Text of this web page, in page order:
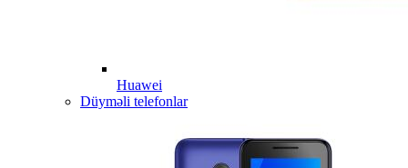
Huawei
Düyməli telefonlar